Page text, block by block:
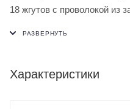
18 жгутов с проволокой из
Инструмент используется
Характеристики